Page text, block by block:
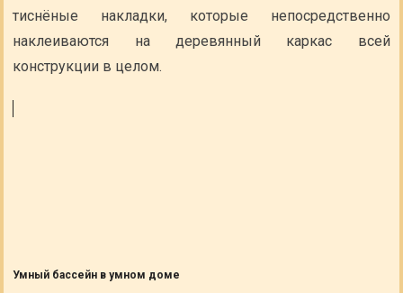
тиснёные накладки, которые непосредственно
наклеиваются на деревянный каркас всей
конструкции в целом.
Умный бассейн в умном доме